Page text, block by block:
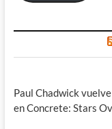
Paul Chadwick
en Concrete: Stars